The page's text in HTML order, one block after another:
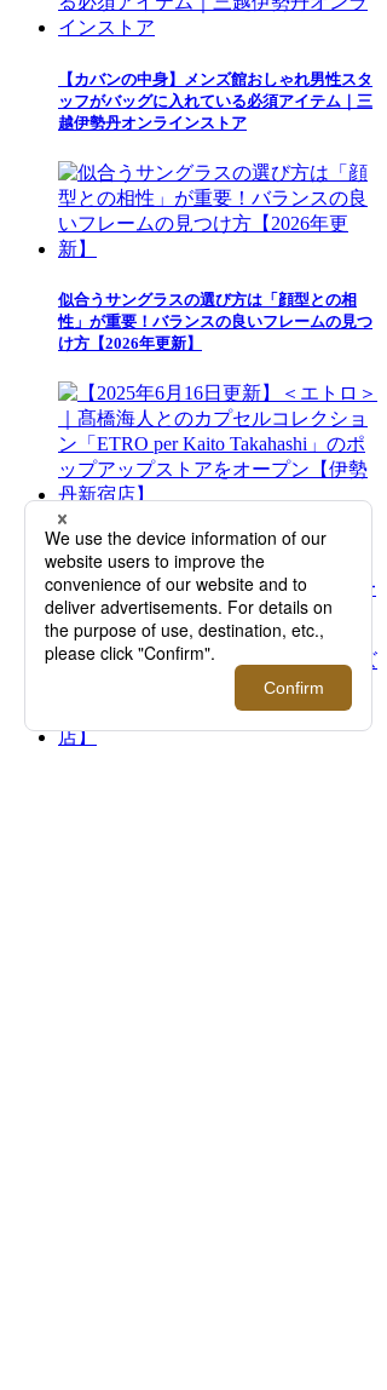
【カバンの中身】メンズ館おしゃれ男性スタ
ッフがバッグに入れている必須アイテム｜三
越伊勢丹オンラインストア
似合うサングラスの選び方は「顔型との相
性」が重要！バランスの良いフレームの見つ
け方【2026年更新】
【2025年6月16日更新】＜エトロ＞｜髙橋海
人とのカプセルコレクション「ETRO per
Kaito Takahashi」のポップアップストアをオ
ープン【伊勢丹新宿店】